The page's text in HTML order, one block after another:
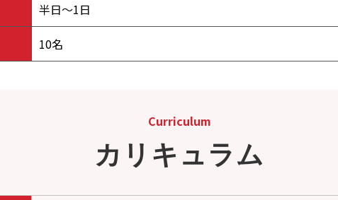
半日～1日
10名
Curriculum
カリキュラム